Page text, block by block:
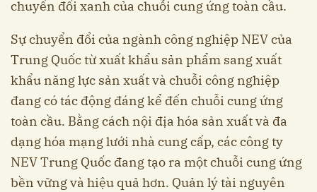
chuyển đổi xanh của chuỗi cung ứng toàn cầu.
Sự chuyển đổi của ngành công nghiệp NEV của
Trung Quốc từ xuất khẩu sản phẩm sang xuất
khẩu năng lực sản xuất và chuỗi công nghiệp
đang có tác động đáng kể đến chuỗi cung ứng
toàn cầu. Bằng cách nội địa hóa sản xuất và đa
dạng hóa mạng lưới nhà cung cấp, các công ty
NEV Trung Quốc đang tạo ra một chuỗi cung ứng
bền vững và hiệu quả hơn. Quản lý tài nguyên